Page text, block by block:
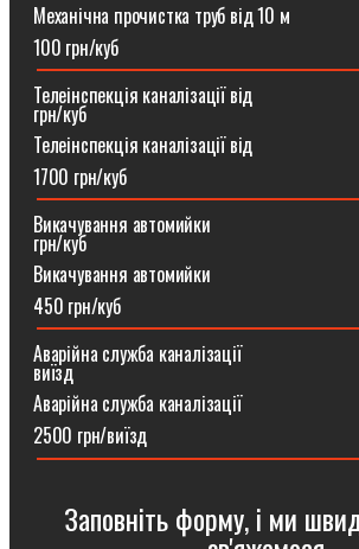
Механічна прочистка труб від 10 м
100 грн/куб
Телеінспекція каналізації
грн/куб
Телеінспекція каналізації від
1700 грн/куб
Викачування
грн/куб
Викачування автомийки
450 грн/куб
Аварійна служба каналізації
виїзд
Аварійна служба каналізації
2500 грн/виїзд
Заповніть форму, і ми